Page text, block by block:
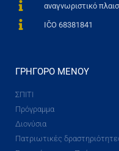
αναγνωριστικό
IČO 68381841
ΓΡΉΓΟΡΟ ΜΕΝΟΎ
ΣΠΙΤΙ
Πρόγραμμα
Διονύσια
Πατριωτικές